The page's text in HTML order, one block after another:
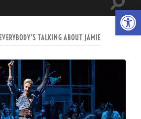
ein-/
EVERYBODY’S TALKING ABOUT JAMIE